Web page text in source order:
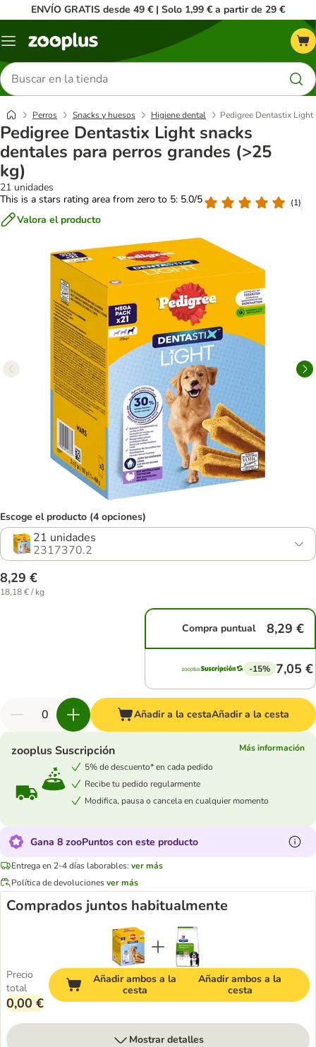
ENVÍO GRATIS desde 49 € | Solo 1,99 € a partir de 29 €
Menú
Buscar
productos
Perros Snacks y huesos Higiene dental Pedigree Dentastix
Pedigree Dentastix Light snacks
dentales para perros grandes (>25
kg)
21 unidades
This is a stars rating area from zero to 5: 5.0/5
(1)
Valora el producto
Escoge el producto (4 opciones)
21 unidades
2317370.2
8,29 €
18,18 € / kg
Compra puntual 8,29 €
-15% 7,05 €
Añadir a la cestaAñadir a la cesta
zooplus Suscripción
Más información
5% de descuento* en cada pedido
Recibe tu pedido regularmente
Modifica, pausa o cancela en cualquier momento
Gana 8 zooPuntos con este producto
Entrega en 2-4 días laborables: ver más
Política de devolucionesver más
Comprados juntos habitualmente
Precio
total
0,00 €
Añadir ambos a la
cesta
Añadir ambos a la
cesta
Mostrar detalles